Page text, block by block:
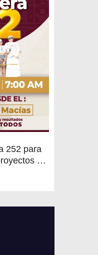
252 para
de